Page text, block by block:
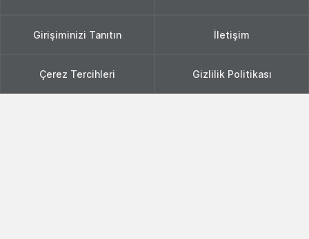
Girişiminizi Tanıtın İletişim
Çerez Tercihleri Gizlilik Politikası